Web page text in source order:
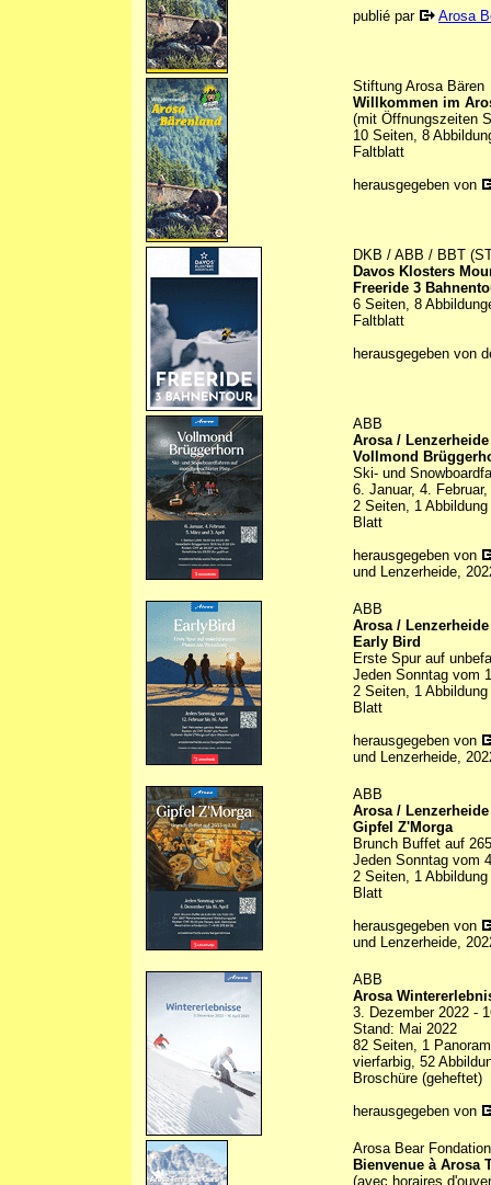
publié par
Arosa
Stiftung Arosa Bären
Willkommen im
(mit Öffnungszeiten
10 Seiten, 8
Faltblatt
herausgegeben von
DKB / ABB / BBT
Davos Klosters
Freeride 3
6 Seiten, 8
Faltblatt
herausgegeben von
ABB
Arosa / Lenzerheide
Vollmond
Ski- und
6. Januar, 4.
2 Seiten, 1
Blatt
herausgegeben von
und Lenzerheide,
ABB
Arosa / Lenzerheide
Early Bird
Erste Spur auf
Jeden Sonntag vom
2 Seiten, 1
Blatt
herausgegeben von
und Lenzerheide,
ABB
Arosa / Lenzerheide
Gipfel Z'Morga
Brunch Buffet auf
Jeden Sonntag vom
2 Seiten, 1
Blatt
herausgegeben von
und Lenzerheide,
ABB
Arosa
3. Dezember 2022 -
Stand: Mai 2022
82 Seiten, 1
vierfarbig, 52
Broschüre (geheftet)
herausgegeben von
Arosa Bear Fondation
Bienvenue à Arosa
(avec horaires